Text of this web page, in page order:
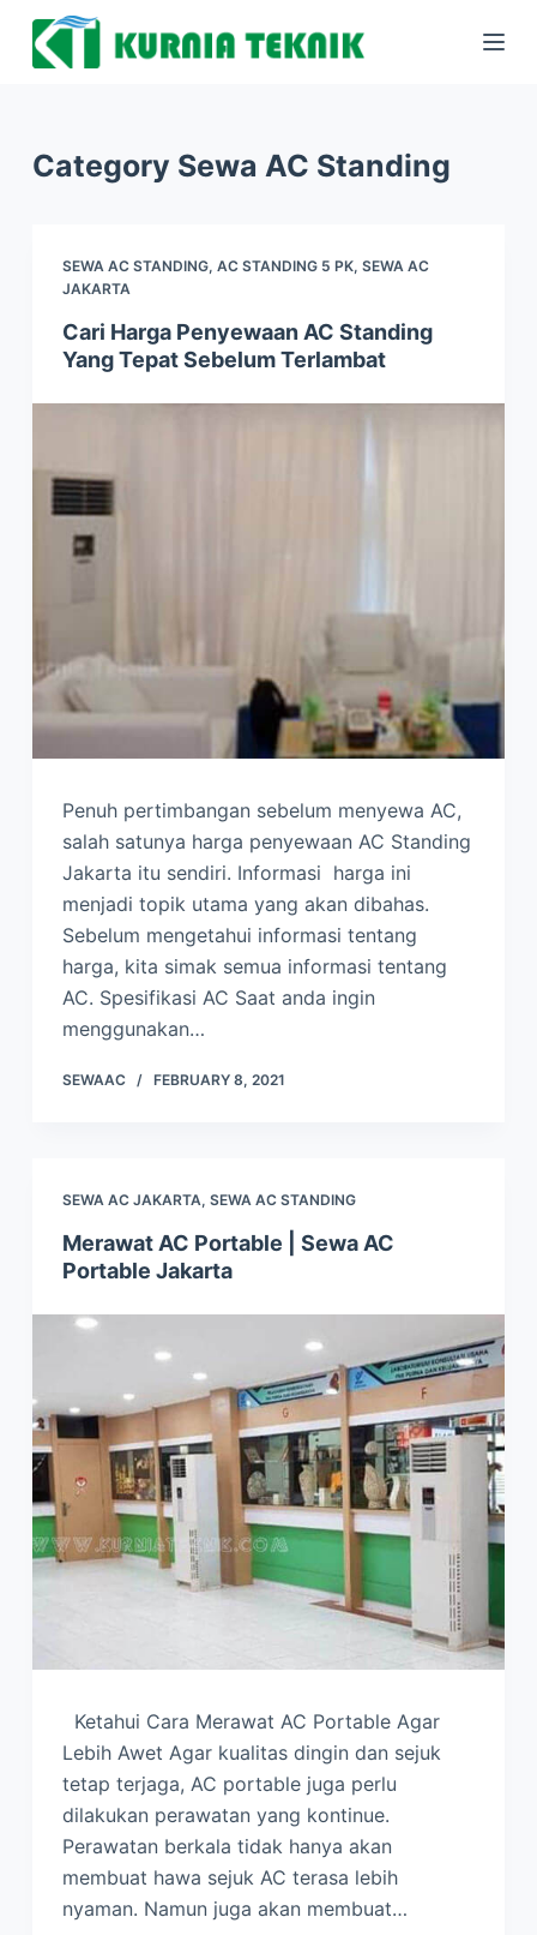
S
k
n
Category Sewa AC Standing
SEWA AC STANDING, AC STANDING 5 PK, SEWA AC
JAKARTA
Cari Harga Penyewaan AC Standing
Yang Tepat Sebelum Terlambat
Penuh pertimbangan sebelum menyewa AC,
salah satunya harga penyewaan AC Standing
Jakarta itu sendiri. Informasi harga ini
menjadi topik utama yang akan dibahas.
Sebelum mengetahui informasi tentang
harga, kita simak semua informasi tentang
AC. Spesifikasi AC Saat anda ingin
menggunakan…
SEWAAC FEBRUARY 8, 2021
SEWA AC JAKARTA, SEWA AC STANDING
Merawat AC Portable | Sewa AC
Portable Jakarta
Ketahui Cara Merawat AC Portable Agar
Lebih Awet Agar kualitas dingin dan sejuk
tetap terjaga, AC portable juga perlu
dilakukan perawatan yang kontinue.
Perawatan berkala tidak hanya akan
membuat hawa sejuk AC terasa lebih
nyaman. Namun juga akan membuat…